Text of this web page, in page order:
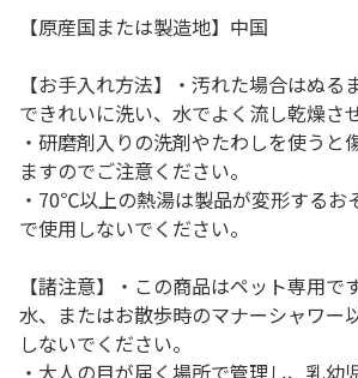
【原産国または製造地】中国
【お手入れ方法】・汚れた場合はぬる
できれいに洗い、水でよく流し乾燥さ
・研磨剤入りの洗剤やたわしを使うと
ますのでご注意ください。
・70℃以上の熱湯は製品が変形するお
で使用しないでください。
【諸注意】・この商品はペット専用で
水、またはお散歩時のマナーシャワー
しないでください。
・大人の目が届く場所で管理し、乳幼